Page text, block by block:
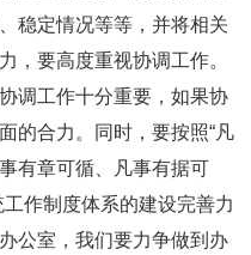
稳定情况等等，并将相关
，要高度重视协调工作。
调工作十分重要，如果协
的合力。同时，要按照“凡
有章可循、凡事有据可
作制度体系的建设完善力
公室，我们要力争做到办